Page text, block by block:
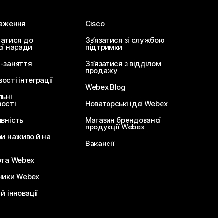
до
наради
заняття
інтеграції
наживо й на
Webex
Webex
інновації
Cisco
Зв’язатися зі службою
підтримки
Зв’язатися з відділом
продажу
Webex Blog
Новаторські ідеї Webex
Магазин брендованої
продукції Webex
Вакансії